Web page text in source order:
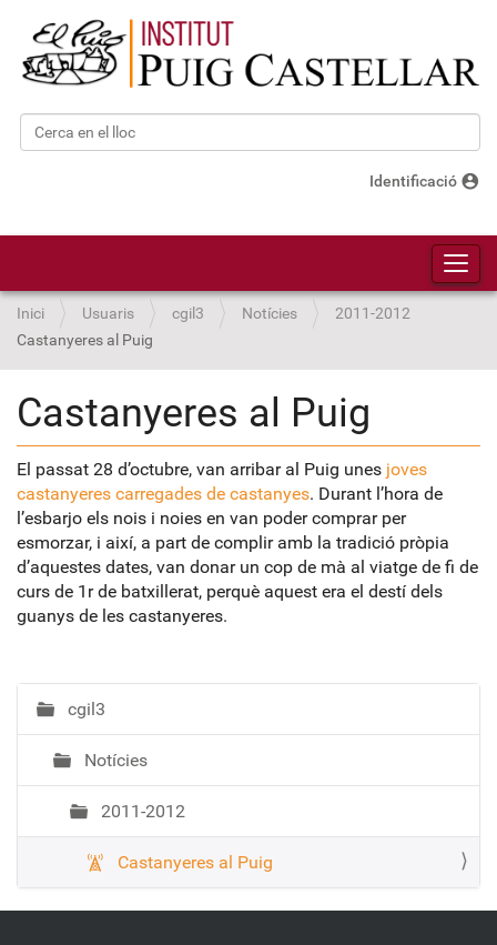
Cerca
Identificació account_circle
Inici Usuaris cgil3 Notícies
2011-2012
Castanyeres al Puig
Castanyeres al Puig
El passat 28 d’octubre, van arribar al Puig unes joves
castanyeres carregades de castanyes. Durant l’hora de
l’esbarjo els nois i noies en van poder comprar per
esmorzar, i així, a part de complir amb la tradició pròpia
d’aquestes dates, van donar un cop de mà al viatge de fi de
curs de 1r de batxillerat, perquè aquest era el destí dels
guanys de les castanyeres.
N
a
e
a
cgil3
Notícies
2011-2012
Castanyeres al Puig